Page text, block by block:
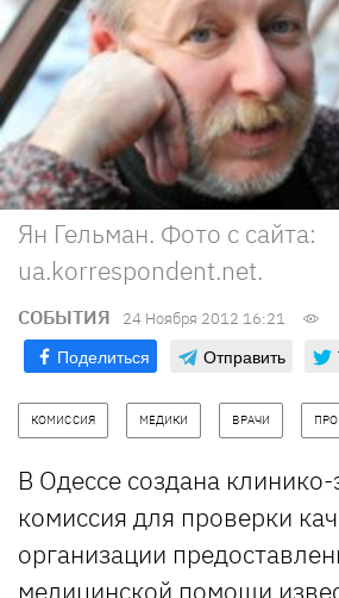
Ян Гельман. Фото с сайта:
ua.korrespondent.net.
СОБЫТИЯ 24 Ноября 2012 16:21
Поделиться Отправить
КОМИССИЯ МЕДИКИ ВРАЧИ
В Одессе создана клинико-
комиссия для проверки
организации
медицинской помощи